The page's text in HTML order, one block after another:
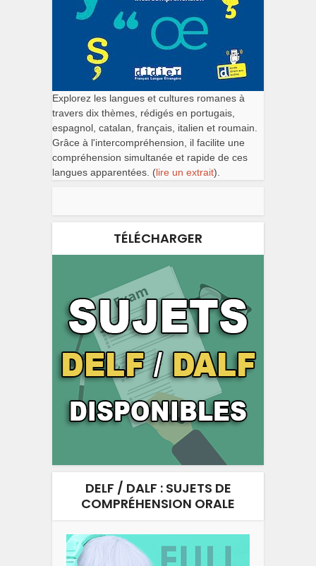
Explorez les langues et cultures romanes à
travers dix thèmes, rédigés en portugais,
espagnol, catalan, français, italien et roumain.
Grâce à l'intercompréhension, il facilite une
compréhension simultanée et rapide de ces
langues apparentées. (lire un extrait).
TÉLÉCHARGER
DELF / DALF : SUJETS DE
COMPRÉHENSION ORALE